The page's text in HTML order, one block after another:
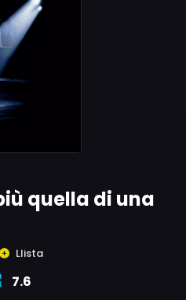
quella di una
Llista
7.6